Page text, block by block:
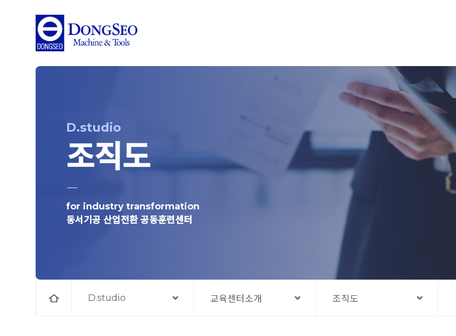
D.studio
조직도
for industry transformation
동서기공 산업전환 공동훈련센터
홈 D.studio 교육센터소개 조직도